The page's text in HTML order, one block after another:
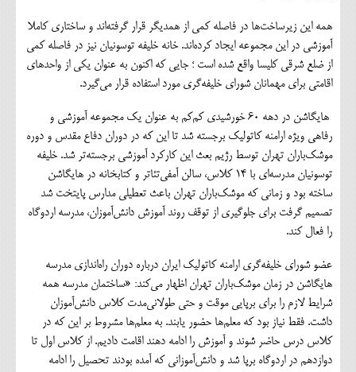
همه این زیرساخت‌ها در فاصله کمی از همدیگر قرار گرفته‌اند و ساختاری کاملا
آموزشی در این مجموعه ایجاد کرده‌اند. خانه خلیفه توسونیان نیز در فاصله کمی
از ضلع شرقی کلیسا واقع شده است ؛ جایی که اکنون به عنوان یکی از واحدهای
اقامتی برای مهمانان شورای خلیفه‌گری مورد استفاده قرار می‌گیرد.
هایگاشن در دهه ۶۰ خورشیدی کم‌کم به عنوان یک مجموعه آموزشی و
رفاهی ویژه ارامنه کاتولیک برجسته شد تا این که در دوران دفاع مقدس و دوره
موشک‌باران تهران توسط رژیم بعث این کارکرد آموزشی برجسته‌تر شد. خلیفه
توسونیان مدرسه‌ای با ۱۴ کلاس، سالن آمفی‌تئاتر و کتابخانه در هایگاشن
ساخته بود و زمانی که موشک‌باران تهران باعث تعطیلی مدارس پایتخت شد
تصمیم گرفت برای جلوگیری از توقف روند آموزش دانش‌آموزان، مدرسه اردوگاه
را فعال کند.
عضو شورای خلیفه‌گری ارامنه کاتولیک ایران درباره دوران راه‌اندازی مدرسه
هایگاشن در زمان موشک‌باران تهران اظهار می‌کند: «ساختمان مدرسه همه
شرایط لازم را برای برپایی موقت و حتی طولانی‌مدت کلاس دانش‌آموزان
داشت. فقط نیاز بود که معلم‌ها حضور یابند. به معلم‌ها مشروط بر این که در
کلاس‌ درس حاضر شوند و آموزش را ادامه دهند اقامت دادیم. از کلاس اول تا
دوازدهم در اردوگاه برپا شد و دانش‌آموزانی که آمده بودند تحصیل را ادامه